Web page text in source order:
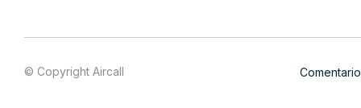
© Copyright Aircall